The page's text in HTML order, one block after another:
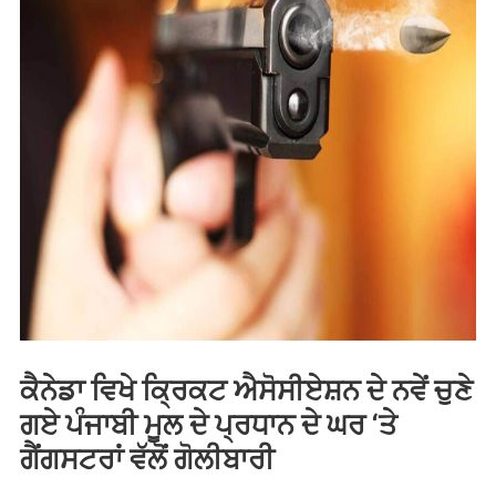
ਕੈਨੇਡਾ ਵਿਖੇ ਕ੍ਰਿਕਟ ਐਸੋਸੀਏਸ਼ਨ ਦੇ ਨਵੇਂ ਚੁਣੇ
ਗਏ ਪੰਜਾਬੀ ਮੂਲ ਦੇ ਪ੍ਰਧਾਨ ਦੇ ਘਰ ‘ਤੇ
ਗੈਂਗਸਟਰਾਂ ਵੱਲੋਂ ਗੋਲੀਬਾਰੀ